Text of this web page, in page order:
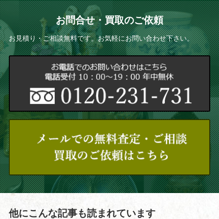
お問合せ・買取のご依頼
お見積り・ご相談無料です。お気軽にお問い合わせ下さい。
他にこんな記事も読まれています